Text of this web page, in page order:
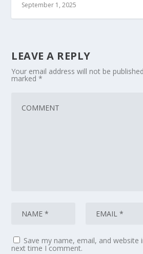
September 1, 2025
LEAVE A REPLY
Your email address will not be
marked*
Save my name, email, and
next time I comment.